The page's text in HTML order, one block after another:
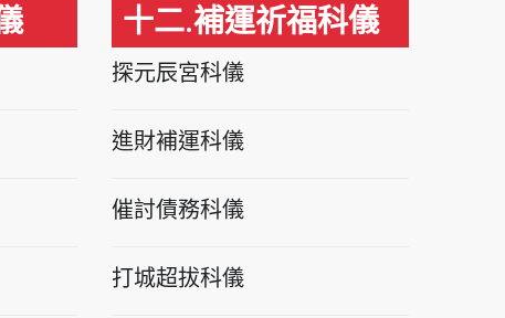
十二.補運祈福科儀
探元辰宮科儀
進財補運科儀
催討債務科儀
打城超拔科儀